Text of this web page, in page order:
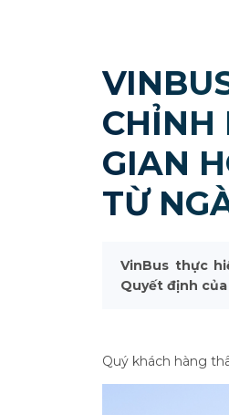
CHỈNH
GIAN
TỪ
VinBus thực
Quyết định của
Quý khách hàng